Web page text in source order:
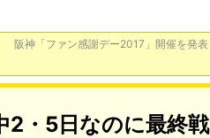
阪神「ファン感謝デー2017」開催を発表
2・5日なのに最終